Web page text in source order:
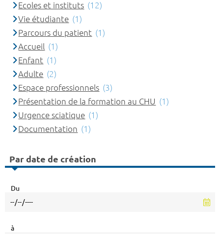
Ecoles et instituts (12)
Vie étudiante (1)
Parcours du patient (1)
Accueil (1)
Enfant (1)
Adulte (2)
Espace professionnels (3)
Présentation de la formation au CHU (1)
Urgence sciatique (1)
Documentation (1)
Par date de création
Du
à